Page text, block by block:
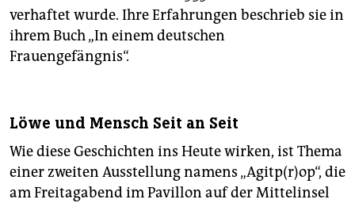
verhaftet wurde. Ihre Erfahrungen beschrieb sie in
ihrem Buch „In einem deutschen
Frauengefängnis“.
Löwe und Mensch Seit an Seit
Wie diese Geschichten ins Heute wirken, ist Thema
einer zweiten Ausstellung namens „Agitp(r)op“, die
am Freitagabend im Pavillon auf der Mittelinsel